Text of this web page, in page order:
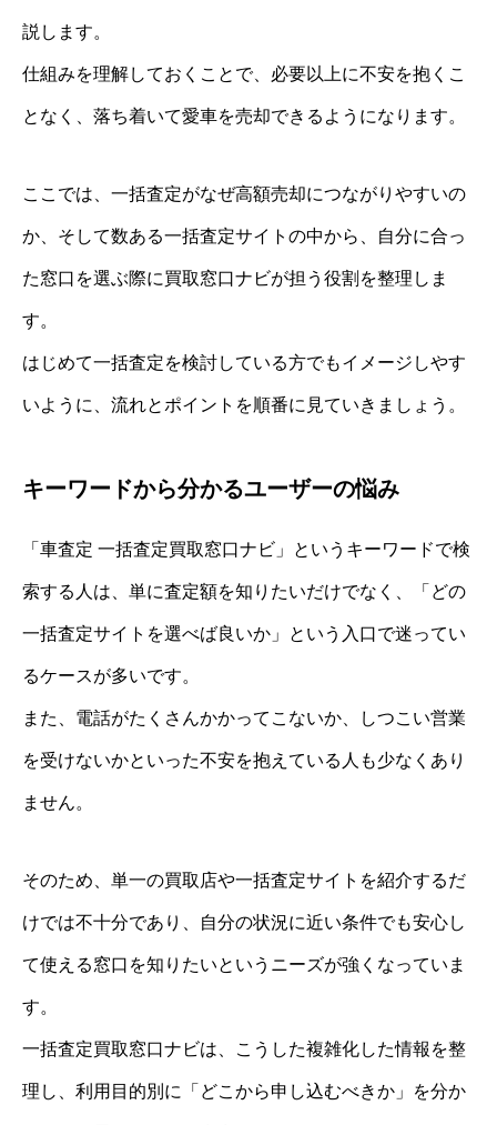
説します。
仕組みを理解しておくことで、必要以上に不安を抱くこ
となく、落ち着いて愛車を売却できるようになります。
ここでは、一括査定がなぜ高額売却につながりやすいの
か、そして数ある一括査定サイトの中から、自分に合っ
た窓口を選ぶ際に買取窓口ナビが担う役割を整理しま
す。
はじめて一括査定を検討している方でもイメージしやす
いように、流れとポイントを順番に見ていきましょう。
キーワードから分かるユーザーの悩み
「車査定 一括査定買取窓口ナビ」というキーワードで検
索する人は、単に査定額を知りたいだけでなく、「どの
一括査定サイトを選べば良いか」という入口で迷ってい
るケースが多いです。
また、電話がたくさんかかってこないか、しつこい営業
を受けないかといった不安を抱えている人も少なくあり
ません。
そのため、単一の買取店や一括査定サイトを紹介するだ
けでは不十分であり、自分の状況に近い条件でも安心し
て使える窓口を知りたいというニーズが強くなっていま
す。
一括査定買取窓口ナビは、こうした複雑化した情報を整
理し、利用目的別に「どこから申し込むべきか」を分か